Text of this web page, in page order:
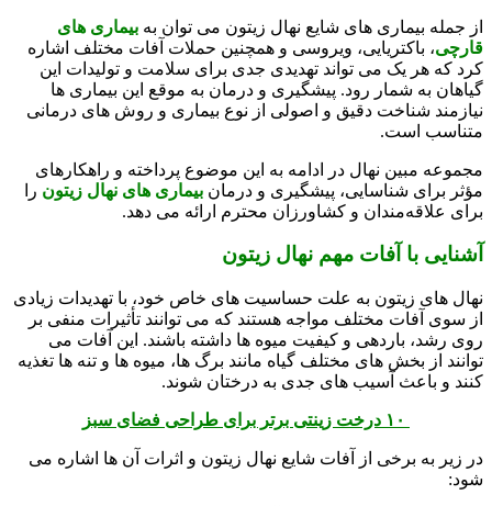
از جمله بیماری‌ های شایع نهال زیتون می‌ توان به بیماری‌ های
قارچی، باکتریایی، ویروسی و همچنین حملات آفات مختلف اشاره
کرد که هر یک می‌ تواند تهدیدی جدی برای سلامت و تولیدات این
گیاهان به شمار رود. پیشگیری و درمان به موقع این بیماری‌ ها
نیازمند شناخت دقیق و اصولی از نوع بیماری و روش‌ های درمانی
متناسب است.
مجموعه مبین نهال در ادامه به این موضوع پرداخته و راهکارهای
مؤثر برای شناسایی، پیشگیری و درمان بیماری‌ های نهال زیتون را
برای علاقه‌مندان و کشاورزان محترم ارائه می‌ دهد.
آشنایی با آفات مهم نهال زیتون
نهال‌ های زیتون به علت حساسیت‌ های خاص خود، با تهدیدات زیادی
از سوی آفات مختلف مواجه هستند که می‌ توانند تأثیرات منفی بر
روی رشد، باردهی و کیفیت میوه‌ ها داشته باشند. این آفات می‌
توانند از بخش‌ های مختلف گیاه مانند برگ‌ ها، میوه‌ ها و تنه‌ ها تغذیه
کنند و باعث آسیب‌ های جدی به درختان شوند.
در زیر به برخی از آفات شایع نهال زیتون و اثرات آن‌ ها اشاره می‌
شود: